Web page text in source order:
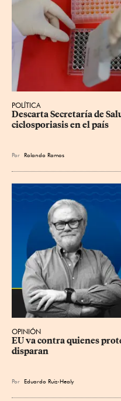
POLÍTICA
Descarta Secretaría de
ciclosporiasis en el país
Por Rolando Ramos
OPINIÓN
EU va contra quienes
disparan
Por Eduardo Ruiz-Healy